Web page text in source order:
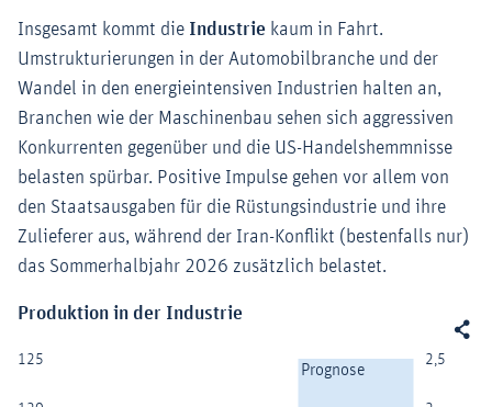
Insgesamt kommt die Industrie kaum in Fahrt.
Umstrukturierungen in der Automobilbranche und der
Wandel in den energieintensiven Industrien halten an,
Branchen wie der Maschinenbau sehen sich aggressiven
Konkurrenten gegenüber und die US-Handelshemmnisse
belasten spürbar. Positive Impulse gehen vor allem von
den Staatsausgaben für die Rüstungsindustrie und ihre
Zulieferer aus, während der Iran-Konflikt (bestenfalls nur)
das Sommerhalbjahr 2026 zusätzlich belastet.